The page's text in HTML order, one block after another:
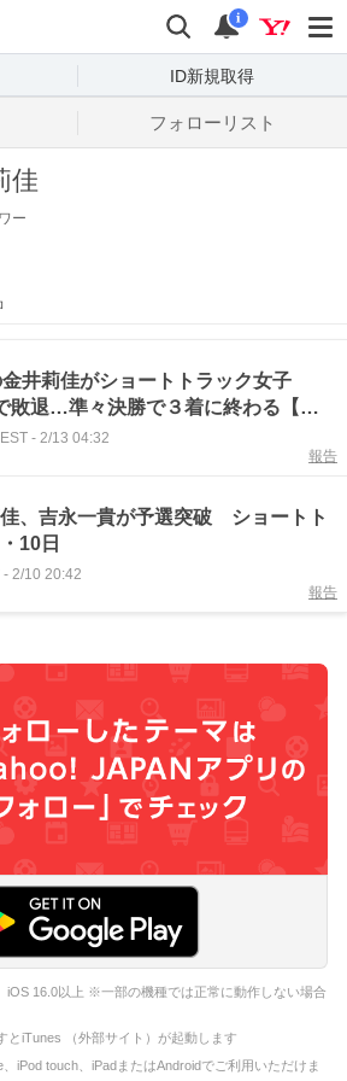
検索
通知
i
ID新規取得
フォローリスト
佳
ー
井莉佳がショートトラック女子
敗退…準々決勝で３着に終わる【冬
- 2/13 04:32
報告
、吉永一貴が予選突破 ショートト
10日
- 2/10 20:42
報告
iOS 16.0以上 ※一部の機種では正常に動作しない場合
とiTunes （外部サイト）が起動します
iPod touch、iPadまたはAndroidでご利用いただけま